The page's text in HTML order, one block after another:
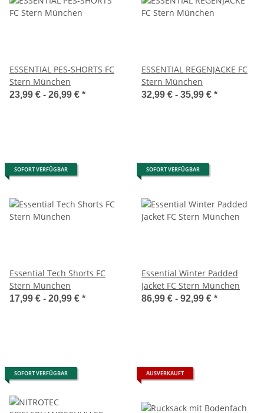
ESSENTIAL PES-SHORTS FC
Stern München
23,99 € - 26,99 € *
ESSENTIAL REGENJACKE FC
Stern München
32,99 € - 35,99 € *
SOFORT VERFÜGBAR
Essential Tech Shorts FC
Stern München
17,99 € - 20,99 € *
SOFORT VERFÜGBAR
Essential Winter Padded
Jacket FC Stern München
86,99 € - 92,99 € *
SOFORT VERFÜGBAR AUSVERKAUFT